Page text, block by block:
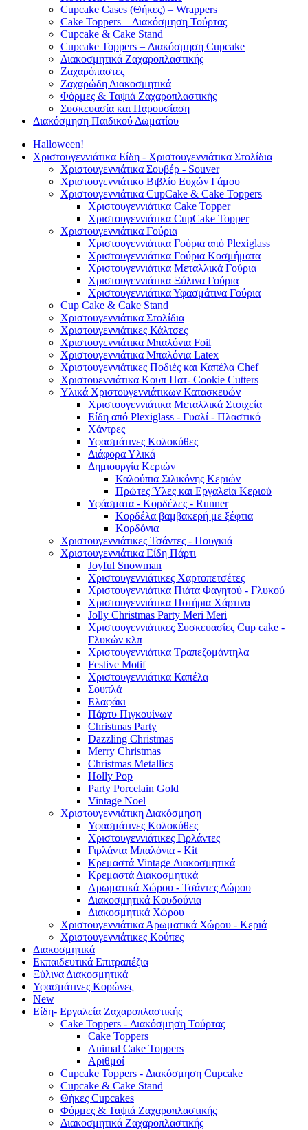
Cupcake Cases (Θήκες) – Wrappers
Cake Toppers – Διακόσμηση Τούρτας
Cupcake & Cake Stand
Cupcake Toppers – Διακόσμηση Cupcake
Διακοσμητικά Ζαχαροπλαστικής
Ζαχαρόπαστες
Ζαχαρώδη Διακοσμητικά
Φόρμες & Ταψιά Ζαχαροπλαστικής
Συσκευασία και Παρουσίαση
Διακόσμηση Παιδικού Δωματίου
Halloween!
Χριστουγεννιάτικα Είδη - Χριστουγεννιάτικα Στολίδια
Χριστουγεννιάτικα Σουβέρ - Souver
Χριστουγεννιάτικο Βιβλίο Ευχών Γάμου
Χριστουγεννιάτικα CupCake & Cake Toppers
Χριστουγεννιάτικα Cake Topper
Χριστουγεννιάτικα CupCake Topper
Χριστουγεννιάτικα Γούρια
Χριστουγεννιάτικα Γούρια από Plexiglass
Χριστουγεννιάτικα Γούρια Κοσμήματα
Χριστουγεννιάτικα Μεταλλικά Γούρια
Χριστουγεννιάτικα Ξύλινα Γούρια
Χριστουγεννιάτικα Υφασμάτινα Γούρια
Cup Cake & Cake Stand
Χριστουγεννιάτικα Στολίδια
Χριστουγεννιάτικες Κάλτσες
Χριστουγεννιάτικα Μπαλόνια Foil
Χριστουγεννιάτικα Μπαλόνια Latex
Χριστουγεννιάτικες Ποδιές και Καπέλα Chef
Χριστουεννιάτικα Κουπ Πατ- Cookie Cutters
Υλικά Χριστουγεννιάτικων Κατασκευών
Χριστουγεννιάτικα Μεταλλικά Στοιχεία
Είδη από Plexiglass - Γυαλί - Πλαστικό
Χάντρες
Υφασμάτινες Κολοκύθες
Διάφορα Υλικά
Δημιουργία Κεριών
Καλούπια Σιλικόνης Κεριών
Πρώτες Ύλες και Εργαλεία Κεριού
Υφάσματα - Κορδέλες - Runner
Κορδέλα βαμβακερή με ξέφτια
Κορδόνια
Χριστουγεννιάτικες Τσάντες - Πουγκιά
Χριστουγεννιάτικα Είδη Πάρτι
Joyful Snowman
Χριστουγεννιάτικες Χαρτοπετσέτες
Χριστουγεννιάτικα Πιάτα Φαγητού - Γλυκού
Χριστουγεννιάτικα Ποτήρια Χάρτινα
Jolly Christmas Party Meri Meri
Χριστουγεννιάτικες Συσκευασίες Cup cake -
Γλυκών κλπ
Χριστουγεννιάτικα Τραπεζομάντηλα
Festive Motif
Χριστουγεννιάτικα Καπέλα
Σουπλά
Ελαφάκι
Πάρτυ Πιγκουίνων
Christmas Party
Dazzling Christmas
Merry Christmas
Christmas Metallics
Holly Pop
Party Porcelain Gold
Vintage Noel
Χριστουγεννιάτικη Διακόσμηση
Υφασμάτινες Κολοκύθες
Χριστουγεννιάτικες Γιρλάντες
Γιρλάντα Μπαλόνια - Kit
Κρεμαστά Vintage Διακοσμητικά
Κρεμαστά Διακοσμητικά
Αρωματικά Χώρου - Τσάντες Δώρου
Διακοσμητικά Κουδούνια
Διακοσμητικά Χώρου
Χριστουγεννιάτικα Αρωματικά Χώρου - Κεριά
Χριστουγεννιάτικες Κούπες
Διακοσμητικά
Εκπαιδευτικά Επιτραπέζια
Ξύλινα Διακοσμητικά
Υφασμάτινες Κορώνες
New
Είδη- Εργαλεία Ζαχαροπλαστικής
Cake Toppers - Διακόσμηση Τούρτας
Cake Toppers
Animal Cake Toppers
Αριθμοί
Cupcake Toppers - Διακόσμηση Cupcake
Cupcake & Cake Stand
Θήκες Cupcakes
Φόρμες & Ταψιά Ζαχαροπλαστικής
Διακοσμητικά Ζαχαροπλαστικής